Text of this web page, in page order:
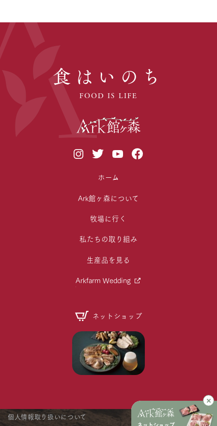
食はいのち
FOOD IS LIFE
ホーム
Ark館ヶ森について
牧場に行く
私たちの取り組み
生産品を見る
Arkfarm Wedding
ネットショップ
個人情報取り扱いについて